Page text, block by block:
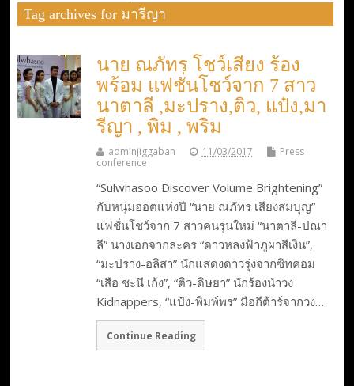
Tag archives for มารีญา
นาย ณภัทร โชว์เสียง ร้อง
พร้อม แฟชั่นโชว์จาก 7 สาว
นาตาลี ,มะปราง,ติว, แป๋ง,มา
รีญา , พิม , พริม
adminjiggaban 11/03/2017
Press
conference
“Sulwhasoo Discover Volume Brightening”
กับหนุ่มฮอตแห่งปี “นาย ณภัทร เสียงสมบุญ”
แฟชั่นโชว์จาก 7 สาวคนรุ่นใหม่ “นาตาลี-ปณา
ลี” นางเอกจากละคร “ดาวหลงฟ้าภูผาสีเงิน”,
“มะปราง-อลิสา” นักแสดงดาวรุ่งจากซิทคอม
“เสือ ชะนี เก้ง”, “ติว-ดิษยา” นักร้องนำวง
Kidnappers, “แป๋ง-พิมพ์พร” มือกีต้าร์จากวง…
Continue Reading